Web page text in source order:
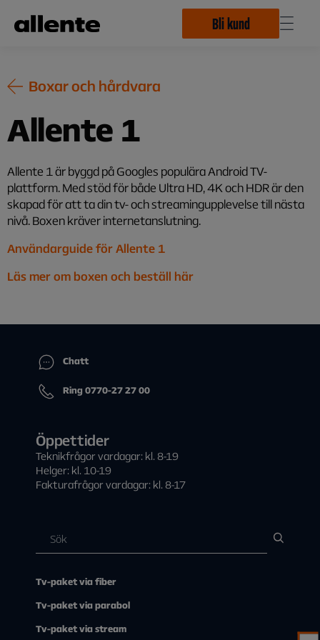
Bli kund
Boxar och hårdvara
Allente 1
Allente 1 är byggd på Googles populära Android TV-
plattform. Med stöd för både Ultra HD, 4K och HDR är den
skapad för att ta din tv- och streamingupplevelse till nästa
nivå. Boxen kräver internetanslutning.
Användarguide för Allente 1
Läs mer om boxen och beställ här
Chatt
Ring 0770-27 27 00
Öppettider
Teknikfrågor vardagar: kl. 8-19
Helger: kl. 10-19
Fakturafrågor vardagar: kl. 8-17
Tv-paket via fiber
Tv-paket via parabol
Tv-paket via stream